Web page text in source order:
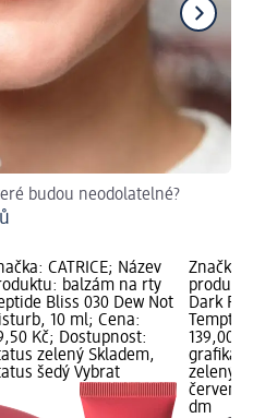
budou neodolatelné?
CATRICE; Název
balzám na rty
Bliss 030 Dew Not
10 ml; Cena:
Kč; Dostupnost:
zelený Skladem,
šedý Vybrat
Značka:
Dark
139,00
grafika;
zelený
červený
dm